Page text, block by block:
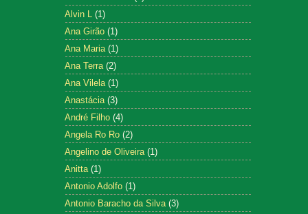
Alvin L (1)
Ana Girão (1)
Ana Maria (1)
Ana Terra (2)
Ana Vilela (1)
Anastácia (3)
André Filho (4)
Angela Ro Ro (2)
Angelino de Oliveira (1)
Anitta (1)
Antonio Adolfo (1)
Antonio Baracho da Silva (3)